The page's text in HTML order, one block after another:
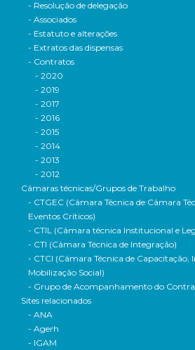
- Resolução de delegação
- Associados
- Estatuto e alterações
- Extratos das dispensas
- Contratos
- 2020
- 2019
- 2017
- 2016
- 2015
- 2014
- 2013
- 2012
Câmaras técnicas/Grupos de Trabalho
- CTGEC (Câmara Técnica de Câmara
Eventos Críticos)
- CTIL (Câmara técnica Institucional e
- CTI (Câmara Técnica de Integração)
- CTCI (Câmara Técnica de Capacitação,
Mobilização Social)
- Grupo de Acompanhamento do
Sites relacionados
- ANA
- Agerh
- IGAM